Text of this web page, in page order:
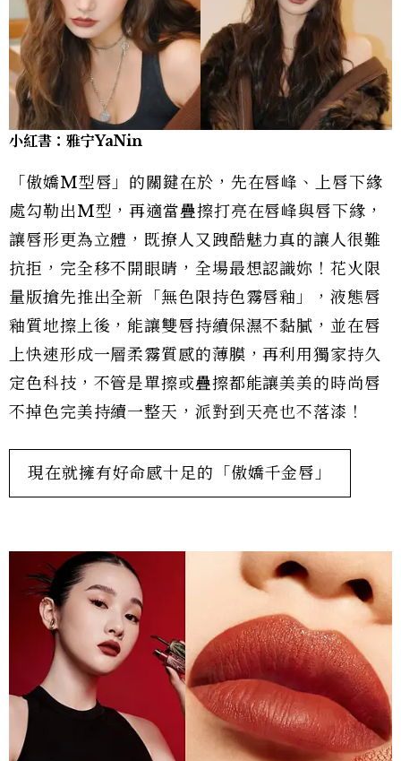
小紅書：雅宁YaNin
「傲嬌M型唇」的關鍵在於，先在唇峰、上唇下緣
處勾勒出M型，再適當疊擦打亮在唇峰與唇下緣，
讓唇形更為立體，既撩人又跩酷魅力真的讓人很難
抗拒，完全移不開眼睛，全場最想認識妳！花火限
量版搶先推出全新「無色限持色霧唇釉」，液態唇
釉質地擦上後，能讓雙唇持續保濕不黏膩，並在唇
上快速形成一層柔霧質感的薄膜，再利用獨家持久
定色科技，不管是單擦或疊擦都能讓美美的時尚唇
不掉色完美持續一整天，派對到天亮也不落漆！
現在就擁有好命感十足的「傲嬌千金唇」